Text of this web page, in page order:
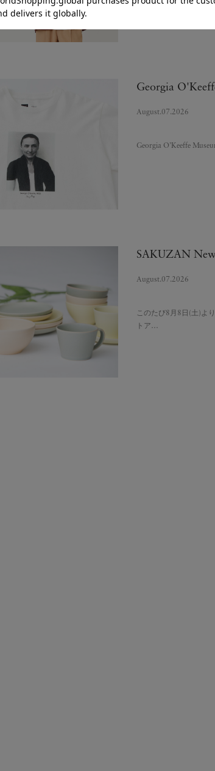
Georgia
August.07.2026
Georgia O’Keeffe
SAKUZAN
August.07.2026
このたび8月8日(土)よ
トア…